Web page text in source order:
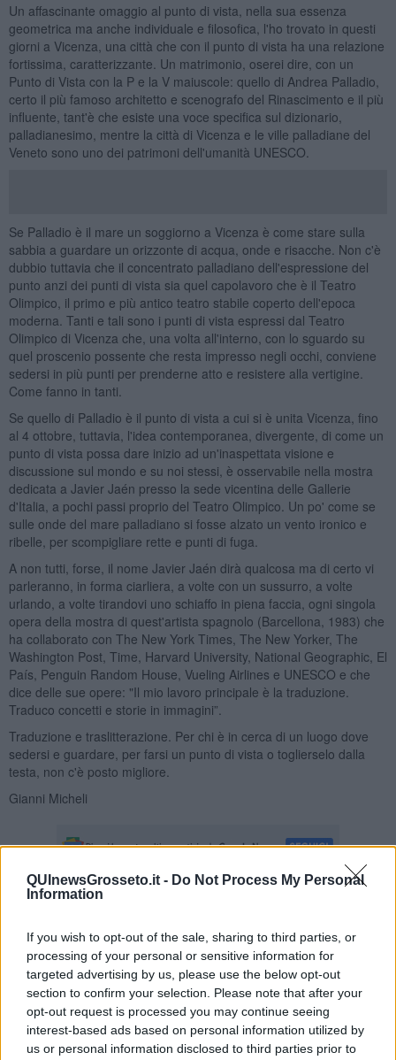
QUInewsGrosseto.it - Do Not Process My Personal
Information
If you wish to opt-out of the sale, sharing to third parties, or
processing of your personal or sensitive information for
targeted advertising by us, please use the below opt-out
section to confirm your selection. Please note that after your
opt-out request is processed you may continue seeing
interest-based ads based on personal information utilized by
us or personal information disclosed to third parties prior to
Un affascinante omaggio al punto di vista, nella sua essenza
geometrica ma anche individuale e filosofica, l'ho trovato in questi
giorni a Vicenza, una città che con il punto di vista ha una relazione
fortissima, caratterizzante. Un matrimonio, oserei dire, con un
Punto di Vista con la P e la V maiuscole: quello di Andrea Palladio,
certo il più famoso architetto e scenografo del Rinascimento e il più
influente, tant'è che esiste una voce specifica sul dizionario,
palladianesimo, mentre la città di Vicenza e le ville palladiane del
Veneto sono uno dei patrimoni dell'umanità UNESCO.
Se Palladio è il mare un soggiorno a Vicenza è come stare sulla
sabbia a guardare un orizzonte di acqua, onde e risacche. Non c'è
dubbio tuttavia che il concentrato palladiano dell'espressione del
punto anzi dei punti di vista sia quel capolavoro che è il Teatro
Olimpico, il primo e più antico teatro stabile coperto dell'epoca
moderna. Tanti e tali sono i punti di vista espressi dal Teatro
Olimpico di Vicenza che, una volta all'interno, con lo sguardo su
quel proscenio possente che resta impresso negli occhi, conviene
sedersi in più punti per prenderne atto e resistere alla vertigine.
Come fanno in tanti.
Se quello di Palladio è il punto di vista a cui si è unita Vicenza, fino
al 4 ottobre, tuttavia, l'idea contemporanea, divergente, di come un
punto di vista possa dare inizio ad un'inaspettata visione e
discussione sul mondo e su noi stessi, è osservabile nella mostra
dedicata a Javier Jaén presso la sede vicentina delle Gallerie
d'Italia, a pochi passi proprio del Teatro Olimpico. Un po' come se
sulle onde del mare palladiano si fosse alzato un vento ironico e
ribelle, per scompigliare rette e punti di fuga.
A non tutti, forse, il nome Javier Jaén dirà qualcosa ma di certo vi
parleranno, in forma ciarliera, a volte con un sussurro, a volte
urlando, a volte tirandovi uno schiaffo in piena faccia, ogni singola
opera della mostra di quest'artista spagnolo (Barcellona, 1983) che
ha collaborato con The New York Times, The New Yorker, The
Washington Post, Time, Harvard University, National Geographic, El
País, Penguin Random House, Vueling Airlines e UNESCO e che
dice delle sue opere: "Il mio lavoro principale è la traduzione.
Traduco concetti e storie in immagini”.
Traduzione e traslitterazione. Per chi è in cerca di un luogo dove
sedersi e guardare, per farsi un punto di vista o toglierselo dalla
testa, non c'è posto migliore.
Gianni Micheli
Newsletter QUInews - ToscanaMedia.Arriva gratis tutti i giorni
alle 20:00 direttamente nella tua casella di posta.
Basta cliccareQUI
Fotogallery